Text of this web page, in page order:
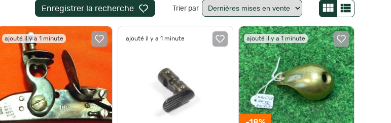
Enregistrer la recherche Trier par
ajouté il y a 1 minute ajouté il y a 1 minute ajouté il y a 1 minute